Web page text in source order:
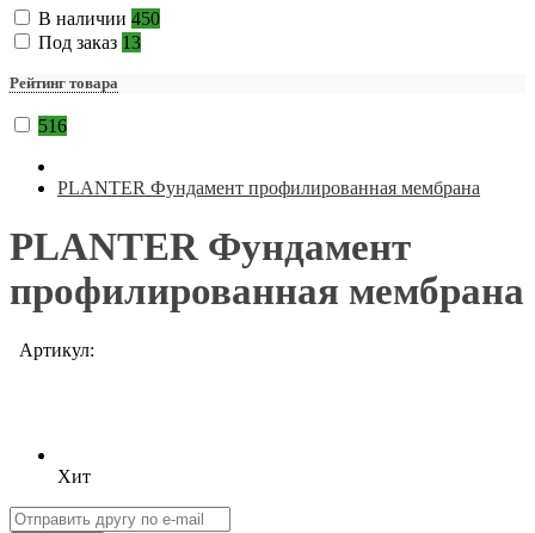
В наличии 450
Под заказ 13
Рейтинг товара
516
PLANTER Фундамент профилированная мембрана
PLANTER Фундамент
профилированная мембрана
Артикул:
Хит